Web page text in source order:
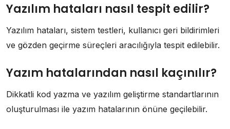
Yazılım hataları nasıl tespit edilir?
Yazılım hataları, sistem testleri, kullanıcı geri bildirimleri
ve gözden geçirme süreçleri aracılığıyla tespit edilebilir.
Yazım hatalarından nasıl kaçınılır?
Dikkatli kod yazma ve yazılım geliştirme standartlarının
oluşturulması ile yazım hatalarının önüne geçilebilir.